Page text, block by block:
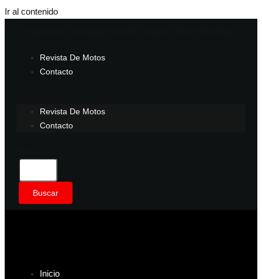
Ir al contenido
Revista De Motos
Contacto
Revista De Motos
Contacto
Buscar
Inicio